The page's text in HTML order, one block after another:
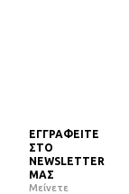
ΕΓΓΡΑΦΕΙΤΕ
ΣΤΟ
NEWSLETTER
ΜΑΣ
Μείνετε